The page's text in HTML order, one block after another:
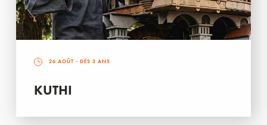
26 AOÛT - DÈS 3 ANS
KUTHI